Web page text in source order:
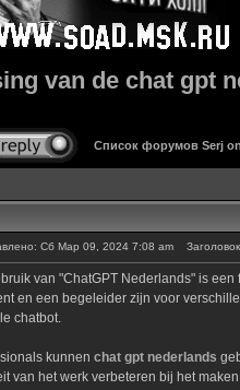
van de chat gpt
Список форумов Serj
Сб Мар 09, 2024 7:08 am
van "ChatGPT Nederlands" is
en een begeleider zijn voor
chatbot.
kunnen chat gpt nederlands
van het werk verbeteren bij het